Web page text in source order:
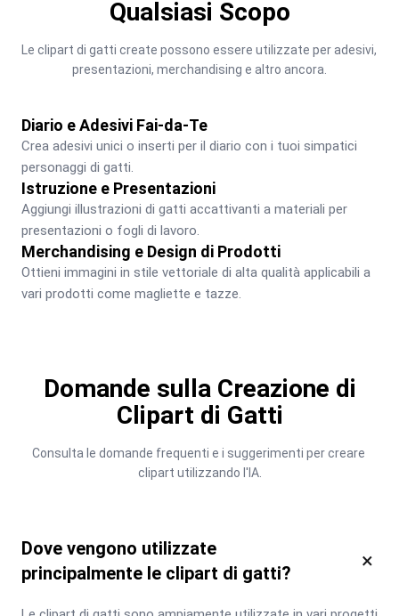
Qualsiasi Scopo
Le clipart di gatti create possono essere utilizzate per adesivi,
presentazioni, merchandising e altro ancora.
Diario e Adesivi Fai-da-Te
Crea adesivi unici o inserti per il diario con i tuoi simpatici
personaggi di gatti.
Istruzione e Presentazioni
Aggiungi illustrazioni di gatti accattivanti a materiali per
presentazioni o fogli di lavoro.
Merchandising e Design di Prodotti
Ottieni immagini in stile vettoriale di alta qualità applicabili a
vari prodotti come magliette e tazze.
Domande sulla Creazione di
Clipart di Gatti
Consulta le domande frequenti e i suggerimenti per creare
clipart utilizzando l'IA.
Dove vengono utilizzate
principalmente le clipart di gatti?
×